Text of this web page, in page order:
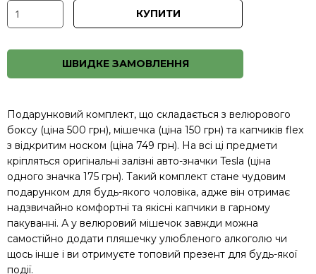
КУПИТИ
ШВИДКЕ ЗАМОВЛЕННЯ
Подарунковий комплект, що складається з велюрового
боксу (ціна 500 грн), мішечка (ціна 150 грн) та капчиків flex
з відкритим носком (ціна 749 грн). На всі ці предмети
кріпляться оригінальні залізні авто-значки Tesla (ціна
одного значка 175 грн). Такий комплект стане чудовим
подарунком для будь-якого чоловіка, адже він отримає
надзвичайно комфортні та якісні капчики в гарному
пакуванні. А у велюровий мішечок завжди можна
самоcтійно додати пляшечку улюбленого алкоголю чи
щось інше і ви отримуєте топовий презент для будь-якої
події.